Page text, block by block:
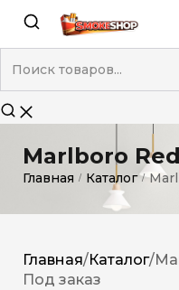
Marlboro
Главная / Каталог /
Главная/Каталог/
Под заказ